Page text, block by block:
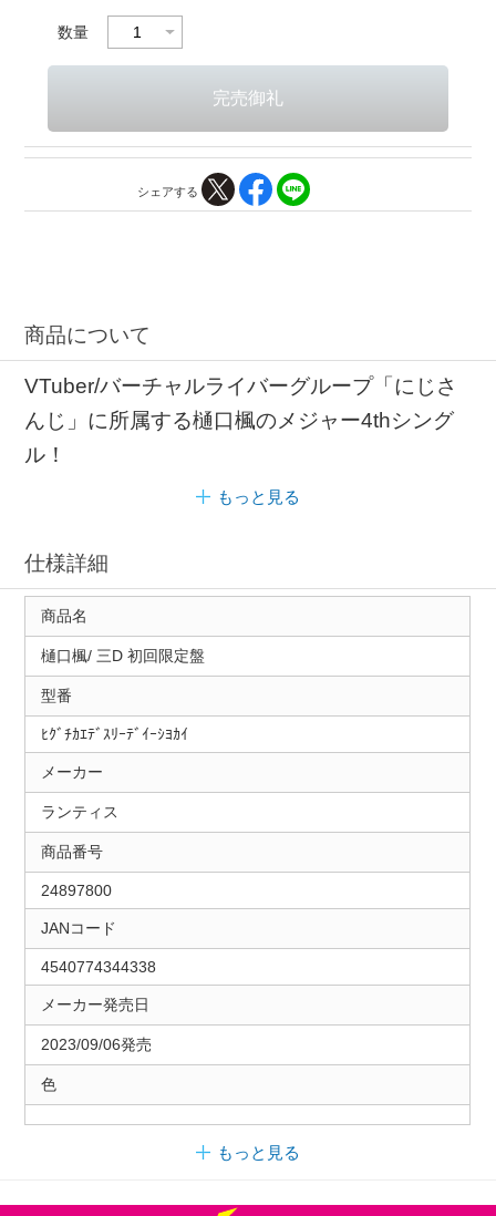
数量
シェアする
商品について
VTuber/バーチャルライバーグループ「にじさ
んじ」に所属する樋口楓のメジャー4thシング
ル！
もっと見る
仕様詳細
商品名
樋口楓/ 三D 初回限定盤
型番
ﾋｸﾞﾁｶｴﾃﾞｽﾘｰﾃﾞｲｰｼﾖｶｲ
メーカー
ランティス
商品番号
24897800
JANコード
4540774344338
メーカー発売日
2023/09/06発売
色
もっと見る